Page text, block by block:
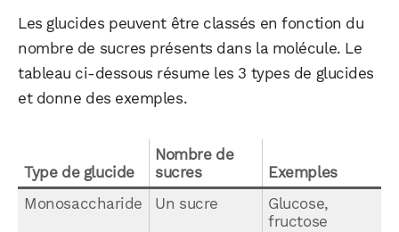
Les glucides peuvent être classés en fonction du
nombre de sucres présents dans la molécule. Le
tableau ci-dessous résume les 3 types de glucides
et donne des exemples.
Type de glucide
Nombre de
sucres
Exemples
Monosaccharide
Un sucre
Glucose,
fructose